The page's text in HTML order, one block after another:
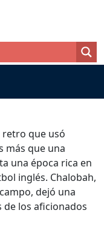
que usó
más que una
una época rica en
inglés. Chalobah,
dejó una
los aficionados